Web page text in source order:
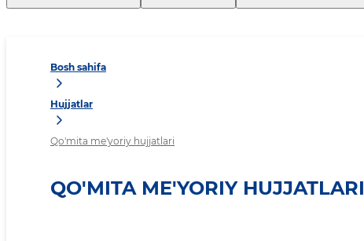
Bosh sahifa
Hujjatlar
Qo'mita me'yoriy hujjatlari
QO'MITA ME'YORIY HUJJATLARI